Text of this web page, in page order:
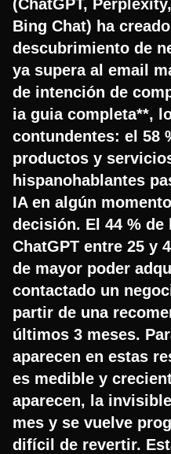
(ChatGPT,
Bing Chat) ha
descubrimiento de
ya supera al email
de intención de
ia guia completa**,
contundentes: el 58
productos y
hispanohablantes
IA en algún
decisión. El 44 %
ChatGPT entre 25 y
de mayor poder
contactado un
partir de una
últimos 3 meses.
aparecen en estas
es medible y
aparecen, la
mes y se vuelve
difícil de revertir.